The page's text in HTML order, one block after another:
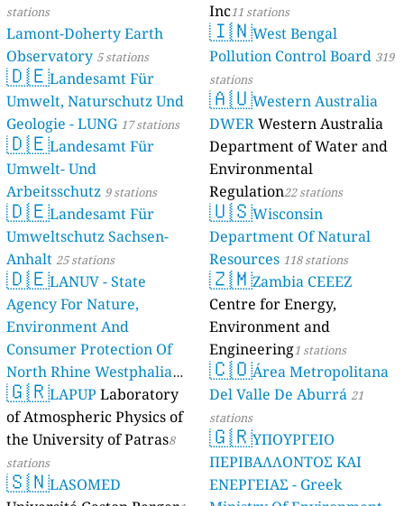
stations
Lamont-Doherty Earth
Observatory 5 stations
🇩🇪Landesamt Für
Umwelt, Naturschutz Und
Geologie - LUNG 17 stations
🇩🇪Landesamt Für
Umwelt- Und
Arbeitsschutz 9 stations
🇩🇪Landesamt Für
Umweltschutz Sachsen-
Anhalt 25 stations
🇩🇪LANUV - State
Agency For Nature,
Environment And
Consumer Protection Of
North Rhine Westphalia
(Landesamt Für Natur,
Umwelt Und
Verbraucherschutz NRW)
61 stations
🇬🇷LAPUP Laboratory
of Atmospheric Physics of
the University of Patras8
stations
🇸🇳LASOMED
Inc11 stations
🇮🇳West Bengal
Pollution Control Board 319
stations
🇦🇺Western Australia
DWERWestern Australia
Department of Water and
Environmental
Regulation22 stations
🇺🇸Wisconsin
Department Of Natural
Resources 118 stations
🇿🇲Zambia CEEEZ
Centre for Energy,
Environment and
Engineering1 stations
🇨🇴Área Metropolitana
Del Valle De Aburrá 21
stations
🇬🇷ΥΠΟΥΡΓΕΙΟ
ΠΕΡΙΒΑΛΛΟΝΤΟΣ ΚΑΙ
ΕΝΕΡΓΕΙΑΣ - Greek